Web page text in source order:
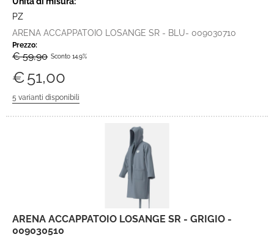
PZ
ARENA ACCAPPATOIO LOSANGE SR - BLU- 009030710
Prezzo:
€ 59,90 Sconto 14.9%
€51,00
ARENA ACCAPPATOIO LOSANGE SR - GRIGIO -
009030510